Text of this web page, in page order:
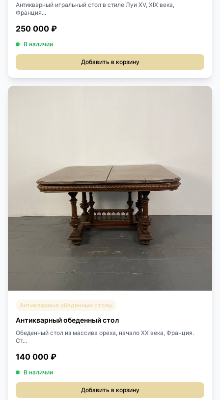
Антикварный игральный стол в стиле Луи XV, XIX века,
Франция...
250 000 ₽
В наличии
Добавить в корзину
Антикварные обеденные столы
Антикварный обеденный стол
Обеденный стол из массива ореха, начало ХХ века, Франция.
Ст...
140 000 ₽
В наличии
Добавить в корзину